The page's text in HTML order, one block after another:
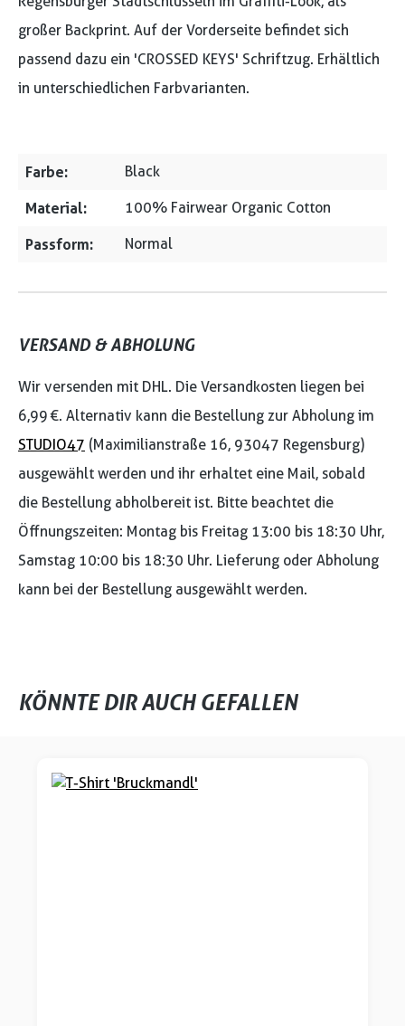
großer Backprint. Auf der Vorderseite befindet sich
passend dazu ein 'CROSSED KEYS' Schriftzug. Erhältlich
in unterschiedlichen Farbvarianten.
Farbe: Black
Material: 100% Fairwear Organic Cotton
Passform: Normal
VERSAND & ABHOLUNG
Wir versenden mit DHL. Die Versandkosten liegen bei
6,99 €. Alternativ kann die Bestellung zur Abholung im
STUDIO47 (Maximilianstraße 16, 93047 Regensburg)
ausgewählt werden und ihr erhaltet eine Mail, sobald
die Bestellung abholbereit ist. Bitte beachtet die
Öffnungszeiten: Montag bis Freitag 13:00 bis 18:30 Uhr,
Samstag 10:00 bis 18:30 Uhr. Lieferung oder Abholung
kann bei der Bestellung ausgewählt werden.
KÖNNTE DIR AUCH GEFALLEN